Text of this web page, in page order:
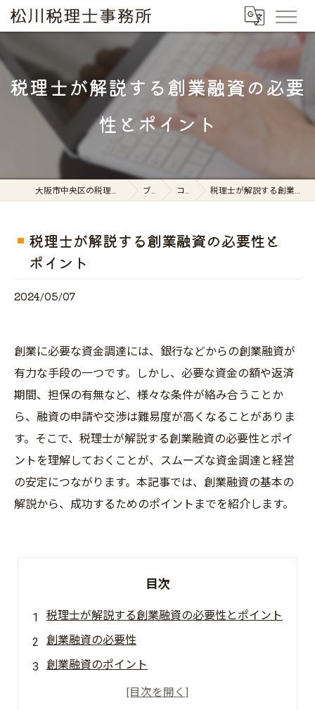
税理士が解説する創業融資の必要
性とポイント
大阪市中央区の税理士なら松川税理士事務所 ブログ コラム 税理士が解説する創業融資の必要性とポイント
税理士が解説する創業融資の必要性と
ポイント
2024/05/07
創業に必要な資金調達には、銀行などからの創業融資が
有力な手段の一つです。しかし、必要な資金の額や返済
期間、担保の有無など、様々な条件が絡み合うことか
ら、融資の申請や交渉は難易度が高くなることがありま
す。そこで、税理士が解説する創業融資の必要性とポイ
ントを理解しておくことが、スムーズな資金調達と経営
の安定につながります。本記事では、創業融資の基本の
解説から、成功するためのポイントまでを紹介します。
目次
税理士が解説する創業融資の必要性とポイント
創業融資の必要性
創業融資のポイント